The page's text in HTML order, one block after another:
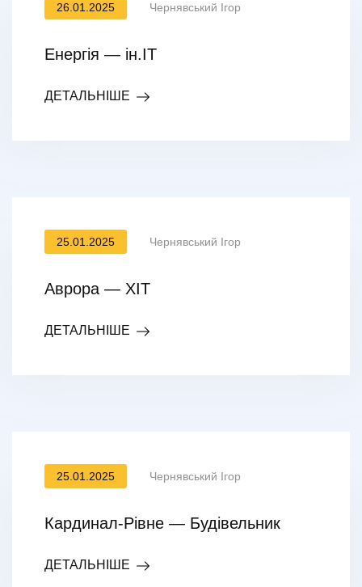
26.01.2025 Чернявський Ігор
Енергія — ін.ІТ
ДЕТАЛЬНІШЕ
25.01.2025 Чернявський Ігор
Аврора — ХІТ
ДЕТАЛЬНІШЕ
25.01.2025 Чернявський Ігор
Кардинал-Рівне — Будівельник
ДЕТАЛЬНІШЕ